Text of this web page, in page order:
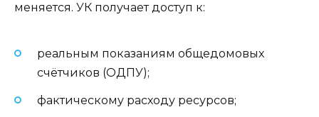
меняется. УК получает доступ к:
реальным показаниям общедомовых
счётчиков (ОДПУ);
фактическому расходу ресурсов;